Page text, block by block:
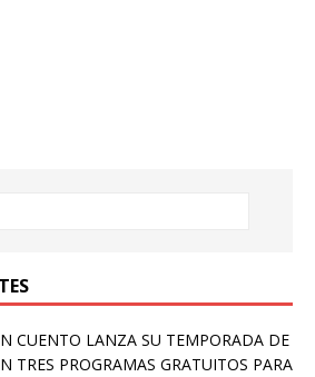
CUENTO LANZA SU TEMPORADA DE
TRES PROGRAMAS GRATUITOS PARA